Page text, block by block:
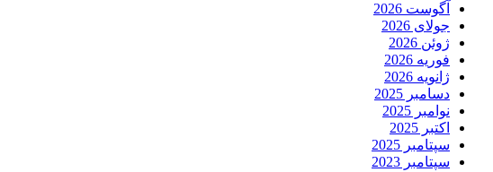
آگوست 2026
جولای 2026
ژوئن 2026
فوریه 2026
ژانویه 2026
دسامبر 2025
نوامبر 2025
اکتبر 2025
سپتامبر 2025
سپتامبر 2023